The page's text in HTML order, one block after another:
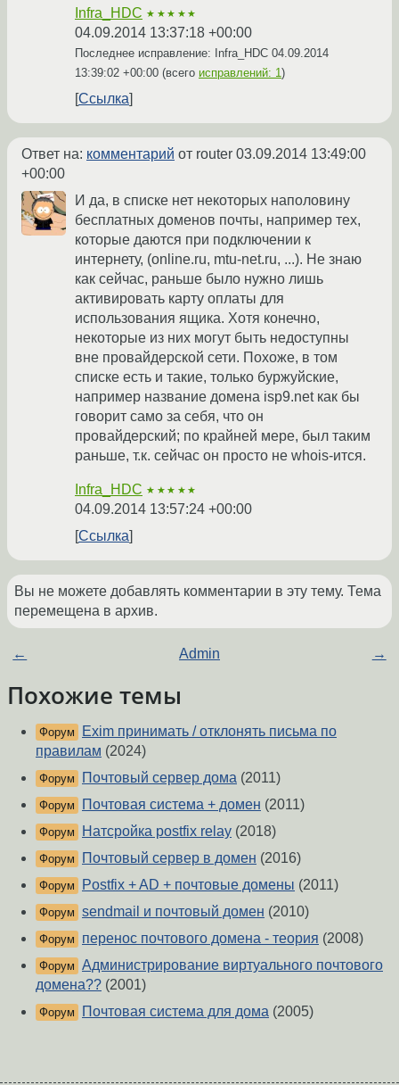
Infra_HDC ★★★★★
04.09.2014 13:37:18 +00:00
Последнее исправление: Infra_HDC 04.09.2014
13:39:02 +00:00 (всего исправлений: 1)
Ссылка
Ответ на: комментарий от router 03.09.2014 13:49:00
+00:00
И да, в списке нет некоторых наполовину
бесплатных доменов почты, например тех,
которые даются при подключении к
интернету, (online.ru, mtu-net.ru, ...). Не знаю
как сейчас, раньше было нужно лишь
активировать карту оплаты для
использования ящика. Хотя конечно,
некоторые из них могут быть недоступны
вне провайдерской сети. Похоже, в том
списке есть и такие, только буржуйские,
например название домена isp9.net как бы
говорит само за себя, что он
провайдерский; по крайней мере, был таким
раньше, т.к. сейчас он просто не whois-ится.
Infra_HDC ★★★★★
04.09.2014 13:57:24 +00:00
Ссылка
Вы не можете добавлять комментарии в эту тему. Тема
перемещена в архив.
← Admin →
Похожие темы
Форум
Exim принимать / отклонять письма по
правилам (2024)
Форум Почтовый сервер дома (2011)
Форум Почтовая система + домен (2011)
Форум Натсройка postfix relay (2018)
Форум Почтовый сервер в домен (2016)
Форум Postfix + AD + почтовые домены (2011)
Форум sendmail и почтовый домен (2010)
Форум перенос почтового домена - теория (2008)
Форум Администрирование виртуального почтового
домена?? (2001)
Форум Почтовая система для дома (2005)